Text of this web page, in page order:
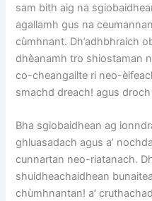
sam bith aig na
agallamh gus na
cùmhnant. Dh’adhbhraich
dhèanamh tro shiostaman
co-cheangailte ri neo-
smachd dreach! agus
Bha sgiobaidhean ag
ghluasadach agus a’
cunnartan neo-riatanach.
shuidheachaidhean
chùmhnantan! a’